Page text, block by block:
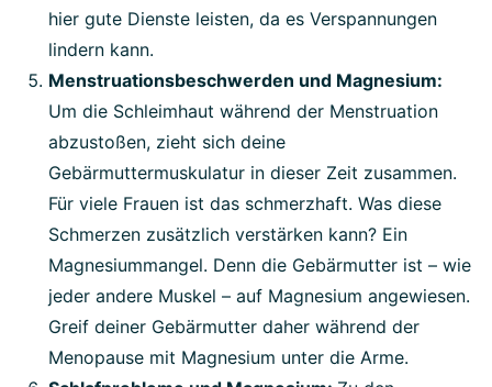
hier gute Dienste leisten, da es Verspannungen
lindern kann.
Menstruationsbeschwerden und Magnesium:
Um die Schleimhaut während der Menstruation
abzustoßen, zieht sich deine
Gebärmuttermuskulatur in dieser Zeit zusammen.
Für viele Frauen ist das schmerzhaft. Was diese
Schmerzen zusätzlich verstärken kann? Ein
Magnesiummangel. Denn die Gebärmutter ist – wie
jeder andere Muskel – auf Magnesium angewiesen.
Greif deiner Gebärmutter daher während der
Menopause mit Magnesium unter die Arme.